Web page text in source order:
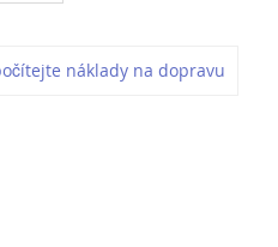
náklady na dopravu